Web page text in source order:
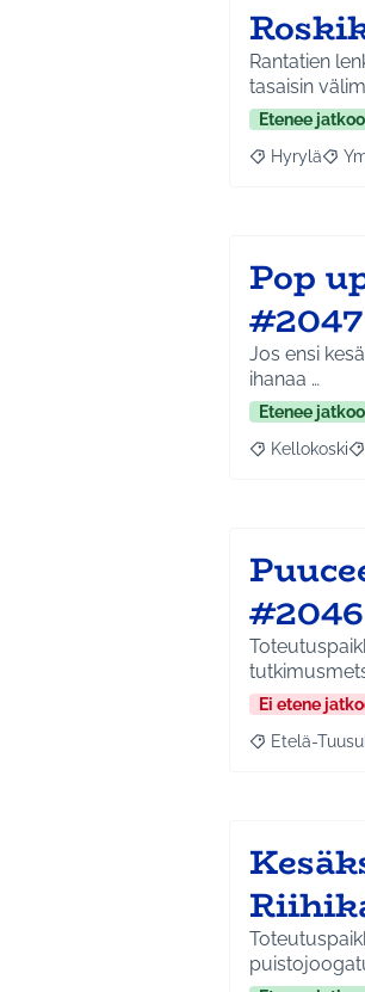
Rantatien
tasaisin
Etenee
Rajaa
Hyrylä
Pop
#2047
Jos ensi
ihanaa …
Etenee
Rajaa
Kellokoski
#2046
Ei etene
Rajaa
Etelä-